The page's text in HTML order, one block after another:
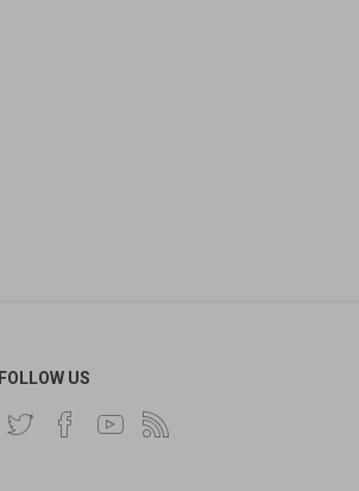
FOLLOW US